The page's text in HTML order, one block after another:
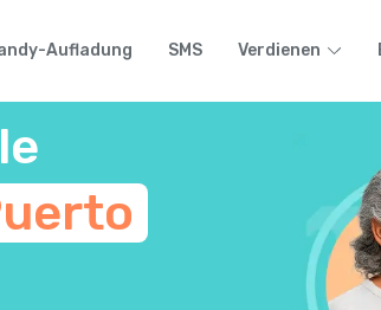
Aufladung SMS Verdienen